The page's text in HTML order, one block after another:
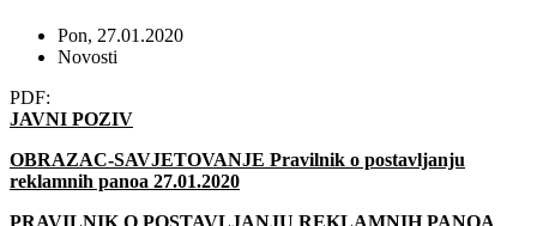
Pon, 27.01.2020
Novosti
PDF:
JAVNI POZIV
OBRAZAC-SAVJETOVANJE Pravilnik o postavljanju
reklamnih panoa 27.01.2020
PRAVILNIK O POSTAVLJANJU REKLAMNIH PANOA